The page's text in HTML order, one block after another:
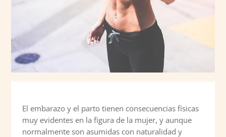
El embarazo y el parto tienen consecuencias físicas
muy evidentes en la figura de la mujer, y aunque
normalmente son asumidas con naturalidad y